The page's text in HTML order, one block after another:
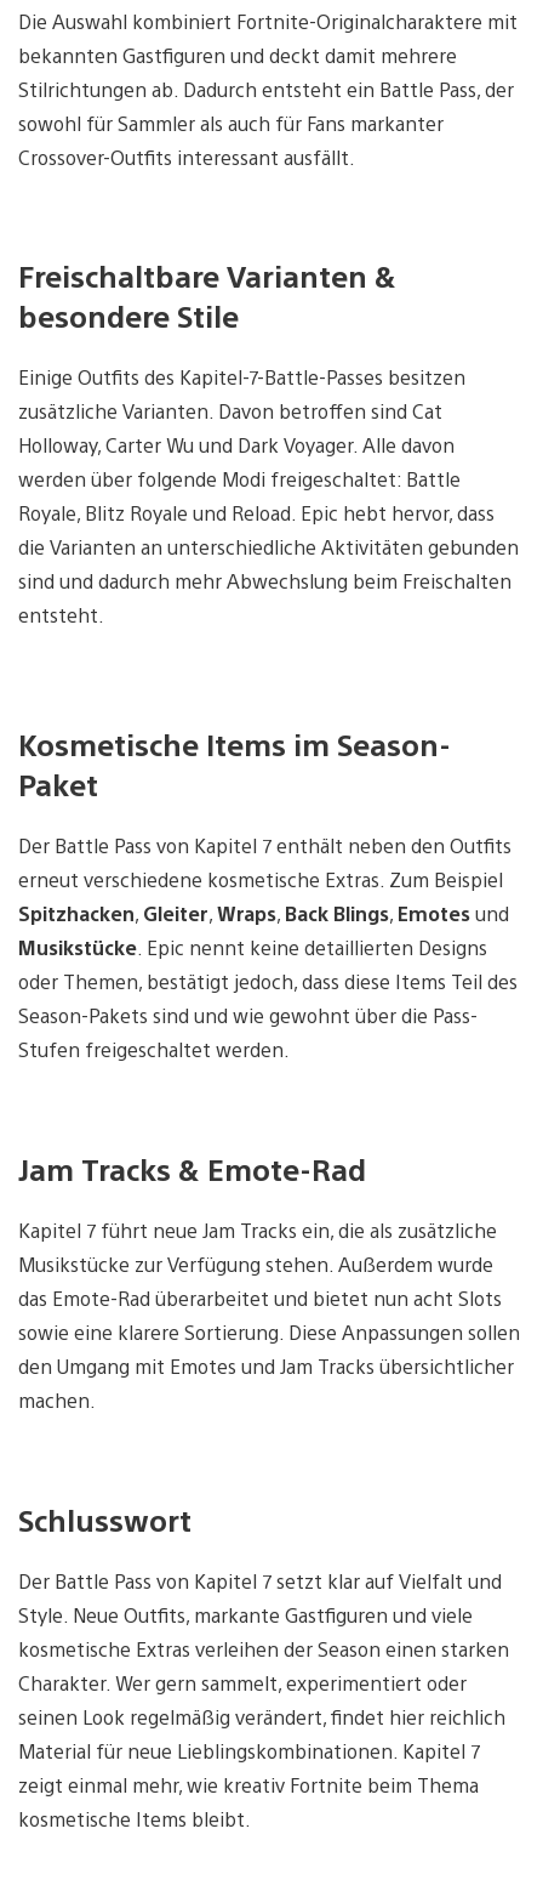
Die Auswahl kombiniert Fortnite-Originalcharaktere mit
bekannten Gastfiguren und deckt damit mehrere
Stilrichtungen ab. Dadurch entsteht ein Battle Pass, der
sowohl für Sammler als auch für Fans markanter
Crossover-Outfits interessant ausfällt.
Freischaltbare Varianten &
besondere Stile
Einige Outfits des Kapitel-7-Battle-Passes besitzen
zusätzliche Varianten. Davon betroffen sind Cat
Holloway, Carter Wu und Dark Voyager. Alle davon
werden über folgende Modi freigeschaltet: Battle
Royale, Blitz Royale und Reload. Epic hebt hervor, dass
die Varianten an unterschiedliche Aktivitäten gebunden
sind und dadurch mehr Abwechslung beim Freischalten
entsteht.
Kosmetische Items im Season-
Paket
Der Battle Pass von Kapitel 7 enthält neben den Outfits
erneut verschiedene kosmetische Extras. Zum Beispiel
Spitzhacken, Gleiter,Wraps, Back Blings, Emotesund
Musikstücke . Epic nennt keine detaillierten Designs
oder Themen, bestätigt jedoch, dass diese Items Teil des
Season-Pakets sind und wie gewohnt über die Pass-
Stufen freigeschaltet werden.
Jam Tracks & Emote-Rad
Kapitel 7 führt neue Jam Tracks ein, die als zusätzliche
Musikstücke zur Verfügung stehen. Außerdem wurde
das Emote-Rad überarbeitet und bietet nun acht Slots
sowie eine klarere Sortierung. Diese Anpassungen sollen
den Umgang mit Emotes und Jam Tracks übersichtlicher
machen.
Schlusswort
Der Battle Pass von Kapitel 7 setzt klar auf Vielfalt und
Style. Neue Outfits, markante Gastfiguren und viele
kosmetische Extras verleihen der Season einen starken
Charakter. Wer gern sammelt, experimentiert oder
seinen Look regelmäßig verändert, findet hier reichlich
Material für neue Lieblingskombinationen. Kapitel 7
zeigt einmal mehr, wie kreativ Fortnite beim Thema
kosmetische Items bleibt.